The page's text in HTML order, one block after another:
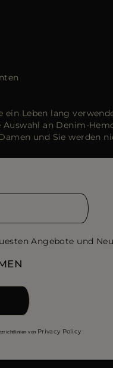
ein Leben lang
an Denim-
und Sie werden
Angebote und
von Privacy Policy